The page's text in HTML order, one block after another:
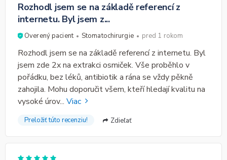
Rozhodl jsem se na základě referencí z
internetu. Byl jsem z...
Overený pacient Stomatochirurgie pred 1 rokom
Rozhodl jsem se na základě referencí z internetu. Byl
jsem zde 2x na extrakci osmiček. Vše proběhlo v
pořádku, bez léků, antibiotik a rána se vždy pěkně
zahojila. Mohu doporučit všem, kteří hledají kvalitu na
vysoké úrov... Viac
Preložiť túto recenziu! Zdieľať